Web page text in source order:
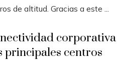
de altitud. Gracias a este ...
corporativa
principales centros